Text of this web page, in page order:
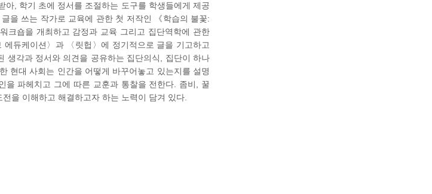
, 학기 초에 정서를 조절하는 도구를 학생들에게 제공
을 쓰는 작가로 교육에 관한 첫 저작인 《학습의 불꽃:
크숍을 개최하고 감정과 교육 그리고 집단역학에 관한
듀케이션〉과 〈릿헙〉에 정기적으로 글을 기고하고
생각과 정서와 의견을 공유하는 집단의식, 집단이 하나
현대 사회는 인간을 어떻게 바꾸어놓고 있는지를 설명
을 파헤치고 그에 따른 교훈과 통찰을 전한다. 좀비, 꿀
을 이해하고 해결하고자 하는 노력이 담겨 있다.